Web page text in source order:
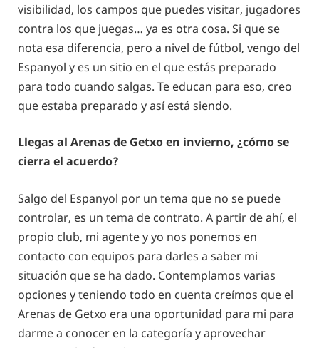
visibilidad, los campos que puedes visitar, jugadores
contra los que juegas… ya es otra cosa. Si que se
nota esa diferencia, pero a nivel de fútbol, vengo del
Espanyol y es un sitio en el que estás preparado
para todo cuando salgas. Te educan para eso, creo
que estaba preparado y así está siendo.
Llegas al Arenas de Getxo en invierno, ¿cómo se
cierra el acuerdo?
Salgo del Espanyol por un tema que no se puede
controlar, es un tema de contrato. A partir de ahí, el
propio club, mi agente y yo nos ponemos en
contacto con equipos para darles a saber mi
situación que se ha dado. Contemplamos varias
opciones y teniendo todo en cuenta creímos que el
Arenas de Getxo era una oportunidad para mi para
darme a conocer en la categoría y aprovechar